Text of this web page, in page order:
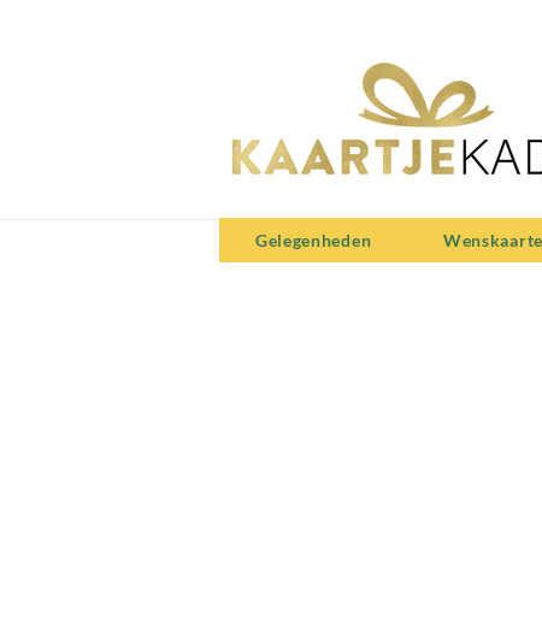
Gelegenheden